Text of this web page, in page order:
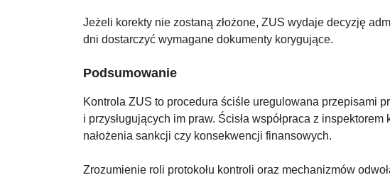
Jeżeli korekty nie zostaną złożone, ZUS wydaje decyzję
dni dostarczyć wymagane dokumenty korygujące.
Podsumowanie
Kontrola ZUS to procedura ściśle uregulowana przepisami
i przysługujących im praw. Ścisła współpraca z
nałożenia sankcji czy konsekwencji finansowych.
Zrozumienie roli protokołu kontroli oraz mechanizmów